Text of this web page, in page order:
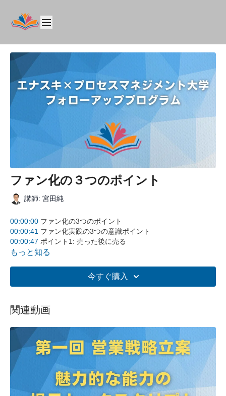
ファン化の３つのポイント
講師: 宮田純
00:00:00 ファン化の3つのポイント
00:00:41 ファン化実践の3つの意識ポイント
00:00:47 ポイント1: 売った後に売る
00:01:09ポイント2: 次に何を売るか
バイヤーズリモース (購買後の後悔)
バイヤーズリモース防止の2つの説明
00:10:51継続的フォローによる満足度維持の重要性
全体要約
この動画では、ファン化の3つの重要なポイントについて解
説しています。売れる仕組み4ステップの最後であるファン
化において、具体的にどのような点を意識して実践すべきか
を説明しています。主に「売った後に売る」「次に何を売る
か」「紹介の作り方」の3つのポイントを中心に、バイヤー
ズリモースや忘却曲線の概念を交えながら、顧客満足度を高
もっと知る
今すぐ購入
関連動画